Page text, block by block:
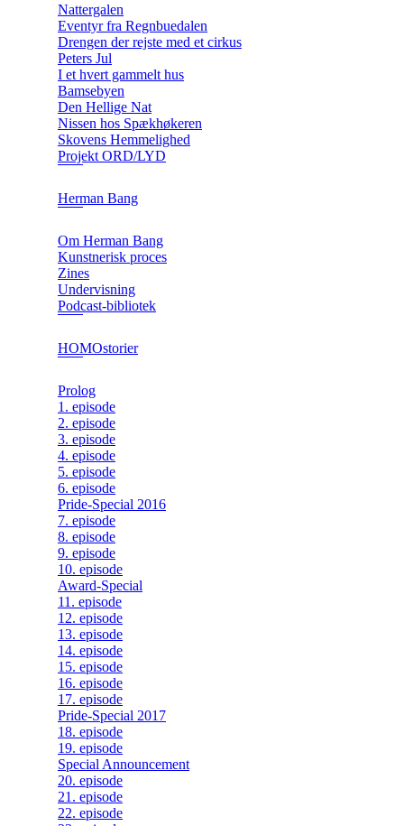
Nattergalen
Eventyr fra Regnbuedalen
Drengen der rejste med et cirkus
Peters Jul
I et hvert gammelt hus
Bamsebyen
Den Hellige Nat
Nissen hos Spækhøkeren
Skovens Hemmelighed
Projekt ORD/LYD
Herman Bang
Om Herman Bang
Kunstnerisk proces
Zines
Undervisning
Podcast-bibliotek
HOMOstorier
Prolog
1. episode
2. episode
3. episode
4. episode
5. episode
6. episode
Pride-Special 2016
7. episode
8. episode
9. episode
10. episode
Award-Special
11. episode
12. episode
13. episode
14. episode
15. episode
16. episode
17. episode
Pride-Special 2017
18. episode
19. episode
Special Announcement
20. episode
21. episode
22. episode